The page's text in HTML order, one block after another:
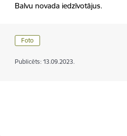
Balvu novada iedzīvotājus.
Foto
Publicēts: 13.09.2023.